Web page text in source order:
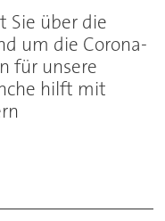
Sie über die
um die Corona-
für unsere
hilft mit